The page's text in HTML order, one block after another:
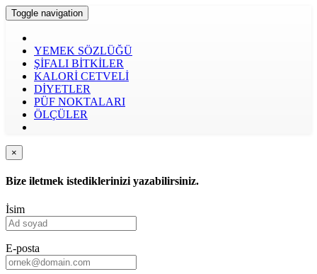
Toggle navigation
YEMEK SÖZLÜĞÜ
ŞİFALI BİTKİLER
KALORİ CETVELİ
DİYETLER
PÜF NOKTALARI
ÖLÇÜLER
×
Bize iletmek istediklerinizi yazabilirsiniz.
İsim
E-posta